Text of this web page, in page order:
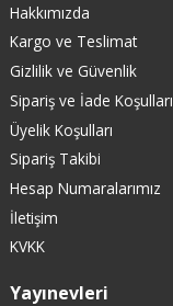
Hakkımızda
Kargo ve Teslimat
Gizlilik ve Güvenlik
Sipariş ve İade Koşulları
Üyelik Koşulları
Sipariş Takibi
Hesap Numaralarımız
İletişim
KVKK
Yayınevleri